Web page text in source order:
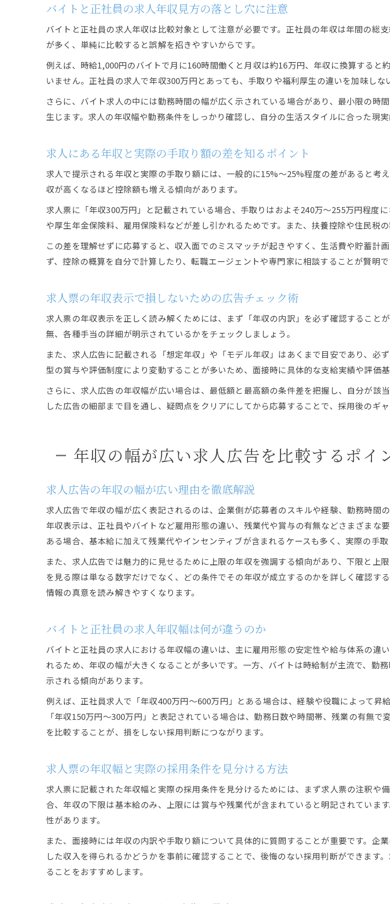
求人年収下限が本当か嘘か見極める
求人広告の年収下限表示を鵜呑みに
バイトと正社員の求人年収下限の違
求人票の年収下限欄で広告の真実を
採用時に求人年収下限と実際の手取
転職で実際に受け取れる年収の想定差を
転職時に求人年収と実際の手取り
求人票記載の年収と生活費のリアル
正社員・バイトの求人年収実態を転
バイトと正社員の求人年収見方の落とし穴に注意
バイトと正社員の求人年収は比較対象として注意が必要です。正社員の年収は年間の総
が多く、単純に比較すると誤解を招きやすいからです。
例えば、時給1,000円のバイトで月に160時間働くと月収は約16万円、年収に換算すると
いません。正社員の求人で年収300万円とあっても、手取りや福利厚生の違いを加味しな
さらに、バイト求人の中には勤務時間の幅が広く示されている場合があり、最小限の時
生じます。求人の年収幅や勤務条件をしっかり確認し、自分の生活スタイルに合った現
求人にある年収と実際の手取り額の差を知るポイント
求人で提示される年収と実際の手取り額には、一般的に15%〜25%程度の差があると考
収が高くなるほど控除額も増える傾向があります。
求人票に「年収300万円」と記載されている場合、手取りはおよそ240万〜255万円程度
や厚生年金保険料、雇用保険料などが差し引かれるためです。また、扶養控除や住民税の
この差を理解せずに応募すると、収入面でのミスマッチが起きやすく、生活費や貯蓄計
ず、控除の概算を自分で計算したり、転職エージェントや専門家に相談することが賢明で
求人票の年収表示で損しないための広告チェック術
求人票の年収表示を正しく読み解くためには、まず「年収の内訳」を必ず確認すること
無、各種手当の詳細が明示されているかをチェックしましょう。
また、求人広告に記載される「想定年収」や「モデル年収」はあくまで目安であり、必
型の賞与や評価制度により変動することが多いため、面接時に具体的な支給実績や評価
さらに、求人広告の年収幅が広い場合は、最低額と最高額の条件差を把握し、自分が該
した広告の細部まで目を通し、疑問点をクリアにしてから応募することで、採用後のギ
年収の幅が広い求人広告を比較するポイ
求人広告の年収の幅が広い理由を徹底解説
求人広告で年収の幅が広く表記されるのは、企業側が応募者のスキルや経験、勤務時間
年収表示は、正社員やバイトなど雇用形態の違い、残業代や賞与の有無などさまざまな
ある場合、基本給に加えて残業代やインセンティブが含まれるケースも多く、実際の手取
また、求人広告では魅力的に見せるために上限の年収を強調する傾向があり、下限と上
を見る際は単なる数字だけでなく、どの条件でその年収が成立するのかを詳しく確認す
情報の真意を読み解きやすくなります。
バイトと正社員の求人年収幅は何が違うのか
バイトと正社員の求人における年収幅の違いは、主に雇用形態の安定性や給与体系の違
れるため、年収の幅が大きくなることが多いです。一方、バイトは時給制が主流で、勤
示される傾向があります。
例えば、正社員求人で「年収400万円〜600万円」とある場合は、経験や役職によって
「年収150万円〜300万円」と表記されている場合は、勤務日数や時間帯、残業の有無
を比較することが、損をしない採用判断につながります。
求人票の年収幅と実際の採用条件を見分ける方法
求人票に記載された年収幅と実際の採用条件を見分けるためには、まず求人票の注釈や
合、年収の下限は基本給のみ、上限には賞与や残業代が含まれていると明記されていま
性があります。
また、面接時には年収の内訳や手取り額について具体的に質問することが重要です。企
した収入を得られるかどうかを事前に確認することで、後悔のない採用判断ができます
ることをおすすめします。